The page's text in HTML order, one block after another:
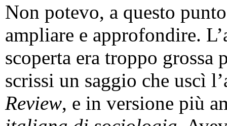
Non potevo, a questo
ampliare e approfondire.
scoperta era troppo grossa
scrissi un saggio che uscì
Review, e in versione più